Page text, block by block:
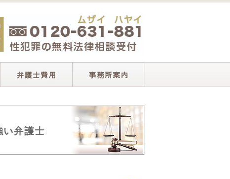
弁護士